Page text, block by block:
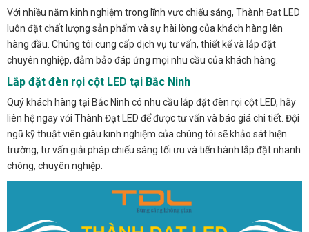
Với nhiều năm kinh nghiệm trong lĩnh vực chiếu sáng, Thành Đạt LED
luôn đặt chất lượng sản phẩm và sự hài lòng của khách hàng lên
hàng đầu. Chúng tôi cung cấp dịch vụ tư vấn, thiết kế và lắp đặt
chuyên nghiệp, đảm bảo đáp ứng mọi nhu cầu của khách hàng.
Lắp đặt đèn rọi cột LED tại Bắc Ninh
Quý khách hàng tại Bắc Ninh có nhu cầu lắp đặt đèn rọi cột LED, hãy
liên hệ ngay với Thành Đạt LED để được tư vấn và báo giá chi tiết. Đội
ngũ kỹ thuật viên giàu kinh nghiệm của chúng tôi sẽ khảo sát hiện
trường, tư vấn giải pháp chiếu sáng tối ưu và tiến hành lắp đặt nhanh
chóng, chuyên nghiệp.